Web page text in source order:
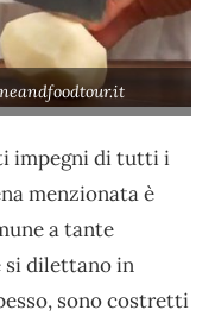
impegni di tutti i
menzionata è
a tante
si dilettano in
sono costretti